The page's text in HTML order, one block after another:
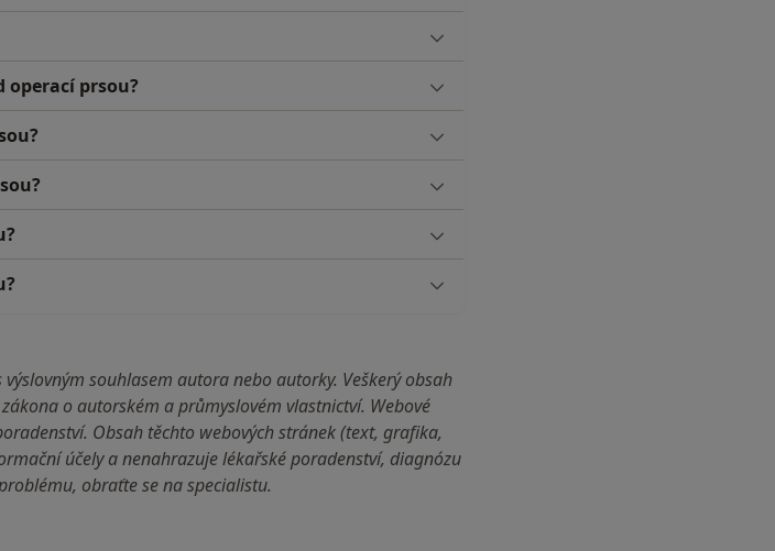
operací prsou?
souhlasem autora nebo autorky. Veškerý obsah
o autorském a průmyslovém vlastnictví. Webové
Obsah těchto webových stránek (text, grafika,
účely a nenahrazuje lékařské poradenství, diagnózu
obraťte se na specialistu.